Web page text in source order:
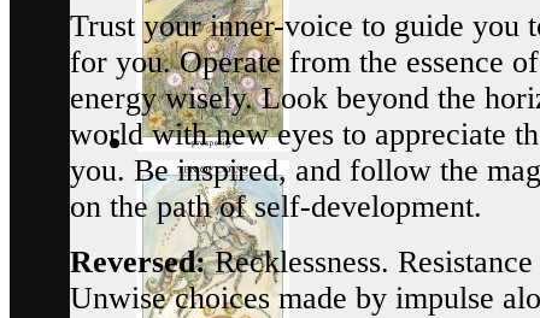
Trust your inner-voice to guide you
for you. Operate from the essence
energy wisely. Look beyond the
world with new eyes to appreciate
you. Be inspired, and follow the
on the path of self-development.
Reversed:Recklessness.
Unwise choices made by impulse